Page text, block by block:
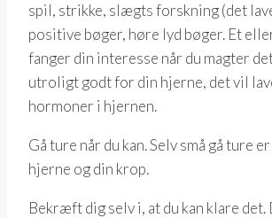
spil, strikke, slægts forskning (det
positive bøger, høre lyd bøger. Et
fanger din interesse når du magter
utroligt godt for din hjerne, det vil
hormoner i hjernen.
Gå ture når du kan. Selv små gå ture
hjerne og din krop.
Bekræft dig selv i, at du kan klare det.